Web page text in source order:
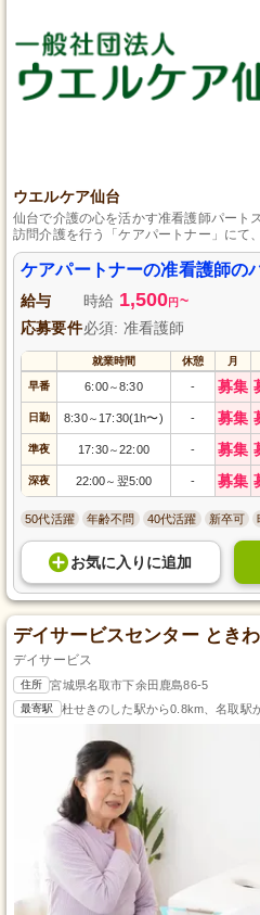
ウエルケア仙台
仙台で介護の心を活かす准看護師パート
訪問介護を行う「ケアパートナー」にて
荒巻本沢の静かな住宅街で、あなたの優
ごせる環境を提供します。ライフスタイ
で、未経験の方も丁寧な指導で安心スタ
のある仕事を、一緒に始めましょう！
ケアパートナーの准看護師の
給与 時給 1,500円 ~
応募要件必須: 准看護師
就業時間 休憩 月
早番 6:00～8:30 - 募集
日勤 8:30～ 17:30(1h〜) - 募集
準夜 17:30～22:00 - 募集
深夜 22:00～ 翌5:00 - 募集
50代活躍 年齢不問 40代活躍 新卒可
お気に入り に追加
デイサービスセンター とき
デイサービス
住所 宮城県名取市下余田鹿島86-5
最寄駅 杜せきのした駅から0.8km、名取駅